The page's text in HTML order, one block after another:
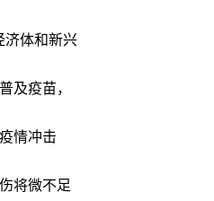
济体和新兴
及疫苗，
情冲击
将微不足